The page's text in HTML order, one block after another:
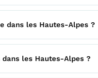
dans les Hautes-Alpes ?
les Hautes-Alpes ?